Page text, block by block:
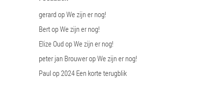
gerard opWe zijn er nog!
BertopWe zijn er nog!
Elize Oud opWe zijn er nog!
peter jan BrouweropWe zijn er nog!
Paul op2024 Een korte terugblik